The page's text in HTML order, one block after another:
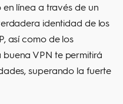
línea a través de un
identidad de los
así como de los
VPN te permitirá
superando la fuerte